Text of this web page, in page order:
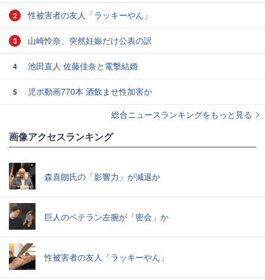
2 性被害者の友人「ラッキーやん」
3 山崎怜奈、突然妊娠だけ公表の訳
4 池田直人 佐藤佳奈と電撃結婚
5
児ポ動画770本 酒飲ませ性加害か
総合ニュースランキングをもっと見る
画像アクセスランキング
森喜朗氏の「影響力」が減退か
巨人のベテラン左腕が「密会」か
性被害者の友人「ラッキーやん」